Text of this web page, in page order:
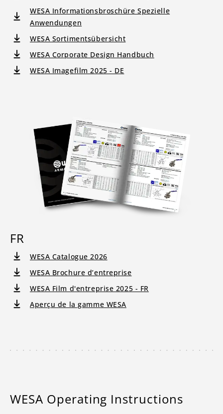
WESA Informationsbroschüre Spezielle
Anwendungen
WESA Sortimentsübersicht
WESA Corporate Design Handbuch
WESA Imagefilm 2025 - DE
FR
WESA Catalogue 2026
WESA Brochure d’entreprise
WESA Film d'entreprise 2025 - FR
Aperçu de la gamme WESA
WESA Operating Instructions